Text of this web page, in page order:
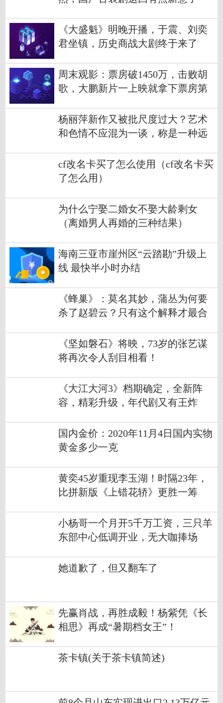
《大盛魁》明晚开播，于震、刘奕
君坐镇，历史商战大剧终于来了
​周末观影：票房破1450万，击败胡
歌，大鹏新片一上映就拿下票房第
杨丽萍新作又被批尺度过大？艺术
和色情不应混为一谈，称是一种远
cf改名卡买了怎么使用（cf改名卡买
了怎么用）
为什么宁娶二婚女不娶大龄剩女
（离婚男人再婚的三种结果）
海南三亚市崖州区“云踏勘”升级上
线 最快半小时办结
《蜂巢》：莫名其妙，蒲丛为何要
杀了赵碧云？只有这个解释才最合
《坚如磐石》将映，73岁的张艺谋
将再次令人刮目相看！
《大江大河3》档期确定，全新阵
容，精彩升级，年代剧又有王炸
国内金价：2020年11月4日国内实物
黄金多少一克
黄奕45岁重现李玉湖！时隔23年，
比拼新版《上错花轿》更胜一筹
小杨哥一个月开5千万工资，三只羊
东部中心低调开业，无大咖捧场
她道歉了，但又翻车了
先赢肖战，再胜成毅！杨紫凭《长
相思》再成“暑期档女王”！
茶卡镇(关于茶卡镇简述)